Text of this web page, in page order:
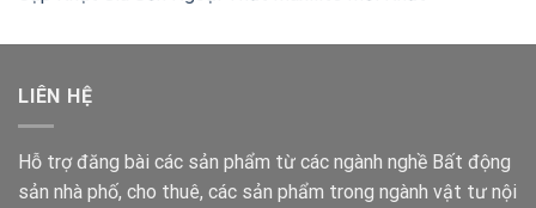
LIÊN HỆ
Hỗ trợ đăng bài các sản phẩm từ các ngành nghề Bất động
sản nhà phố, cho thuê, các sản phẩm trong ngành vật tư nội